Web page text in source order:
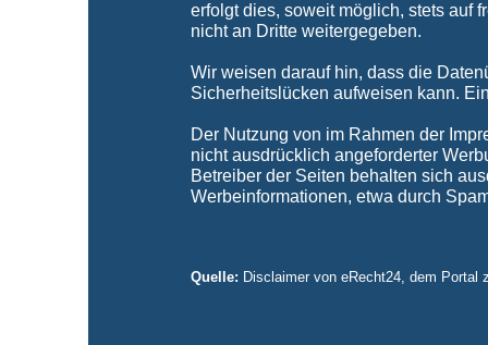
erfolgt dies, soweit möglich, stets auf
nicht an Dritte weitergegeben.
Wir weisen darauf hin, dass die
Sicherheitslücken aufweisen kann.
Der Nutzung von im Rahmen der
nicht ausdrücklich angeforderter
Betreiber der Seiten behalten sich
Werbeinformationen, etwa durch
Quelle: Disclaimer von eRecht24, dem Portal